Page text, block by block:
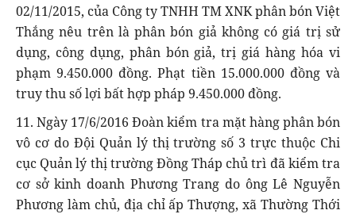
02/11/2015, của Công ty TNHH TM XNK phân bón Việt
Thắng nêu trên là phân bón giả không có giá trị sử
dụng, công dụng, phân bón giả, trị giá hàng hóa vi
phạm 9.450.000 đồng. Phạt tiền 15.000.000 đồng và
truy thu số lợi bất hợp pháp 9.450.000 đồng.
11. Ngày 17/6/2016 Đoàn kiểm tra mặt hàng phân bón
vô cơ do Đội Quản lý thị trường số 3 trực thuộc Chi
cục Quản lý thị trường Đồng Tháp chủ trì đã kiểm tra
cơ sở kinh doanh Phương Trang do ông Lê Nguyễn
Phương làm chủ, địa chỉ ấp Thượng, xã Thường Thới